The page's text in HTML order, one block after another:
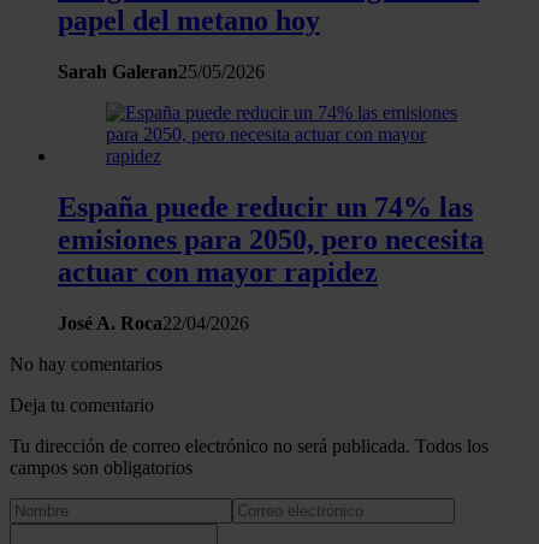
papel del metano hoy
Sarah Galeran25/05/2026
España puede reducir un 74% las
emisiones para 2050, pero necesita
actuar con mayor rapidez
José A. Roca22/04/2026
No hay comentarios
Deja tu comentario
Tu dirección de correo electrónico no será publicada. Todos los
campos son obligatorios